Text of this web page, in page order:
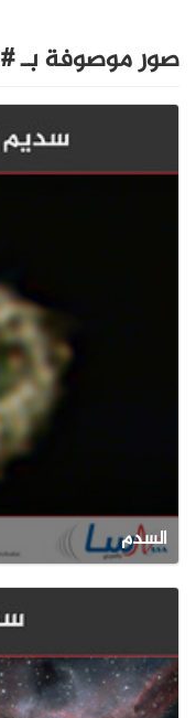
صور موصوفة بـ #universe
السدم